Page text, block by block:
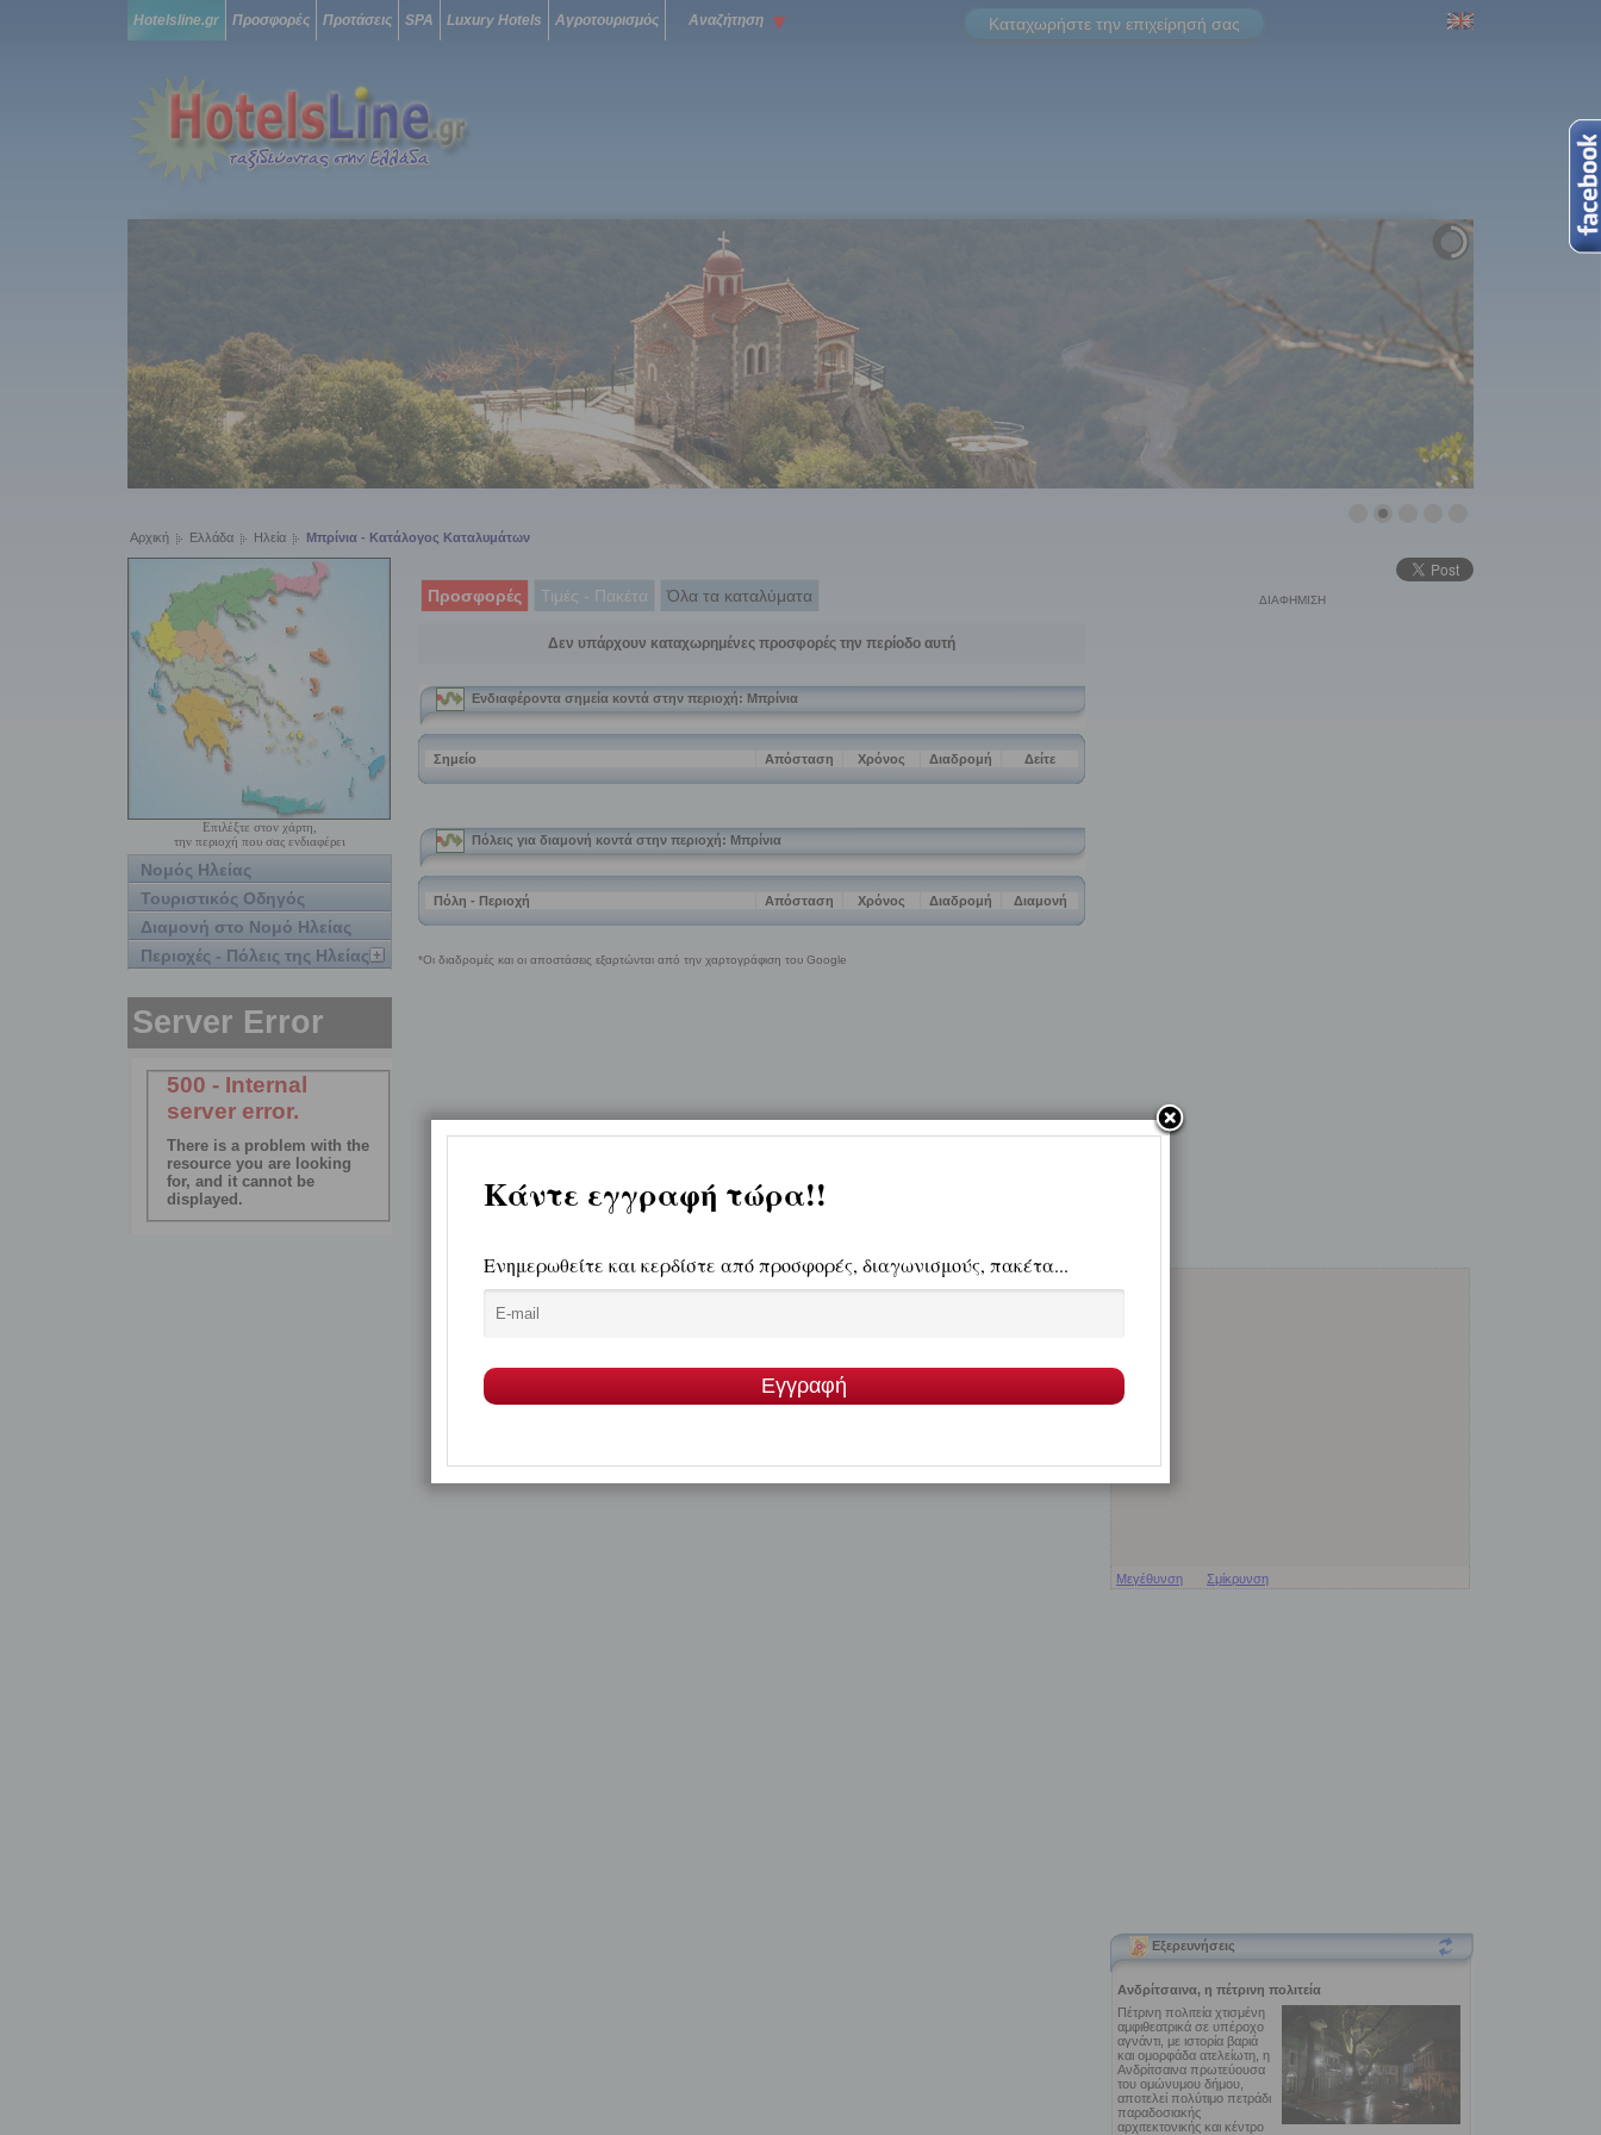
Hotelsline.gr Προσφορές Προτάσεις SPA Luxury Hotels Αγροτουρισμός Αναζήτηση Καταχωρήστε την επιχείρησή σας
Αρχική Ελλάδα Ηλεία Μπρίνια - Κατάλογος Καταλυμάτων
Επιλέξτε στον χάρτη,
την περιοχή που σας ενδιαφέρει
Νομός Ηλείας
Τουριστικός Οδηγός
Διαμονή στο Νομό Ηλείας
Περιοχές - Πόλεις της Ηλείας
Προσφορές Τιμές - Πακέτα Όλα τα καταλύματα
Δεν υπάρχουν καταχωρημένες προσφορές την περίοδο αυτή
ΔΙΑΦΗΜΙΣΗ
Μεγέθυνση Σμίκρυνση
Εξερευνήσεις